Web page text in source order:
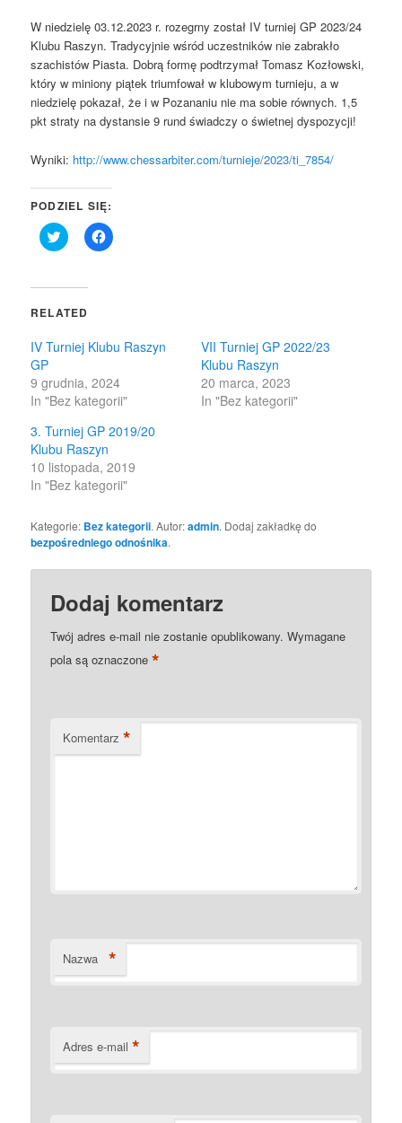
W niedzielę 03.12.2023 r. rozegrny został IV turniej GP 2023/24
Klubu Raszyn. Tradycyjnie wśród uczestników nie zabrakło
szachistów Piasta. Dobrą formę podtrzymał Tomasz Kozłowski,
który w miniony piątek triumfował w klubowym turnieju, a w
niedzielę pokazał, że i w Pozananiu nie ma sobie równych. 1,5
pkt straty na dystansie 9 rund świadczy o świetnej dyspozycji!
Wyniki: http://www.chessarbiter.com/turnieje/2023/ti_7854/
PODZIEL SIĘ:
Click
to
(Opens
new
Click
to
RELATED
IV Turniej Klubu Raszyn
GP
9 grudnia, 2024
In "Bez kategorii"
VII Turniej GP 2022/23
Klubu Raszyn
20 marca, 2023
In "Bez kategorii"
3. Turniej GP 2019/20
Klubu Raszyn
10 listopada, 2019
In "Bez kategorii"
Kategorie: Bez kategorii. Autor:admin. Dodaj zakładkę do
bezpośredniego odnośnika.
Dodaj komentarz
Twój adres e-mail nie zostanie opublikowany. Wymagane
pola są oznaczone*
Komentarz *
Nazwa *
Adres e-mail *